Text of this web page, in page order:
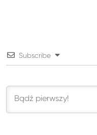
Subscribe